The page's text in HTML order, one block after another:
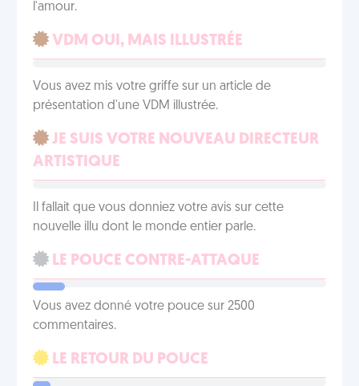
l'amour.
VDM OUI, MAIS ILLUSTRÉE
Vous avez mis votre griffe sur un article de
présentation d'une VDM illustrée.
JE SUIS VOTRE NOUVEAU DIRECTEUR
ARTISTIQUE
Il fallait que vous donniez votre avis sur cette
nouvelle illu dont le monde entier parle.
LE POUCE CONTRE-ATTAQUE
Vous avez donné votre pouce sur 2500
commentaires.
LE RETOUR DU POUCE